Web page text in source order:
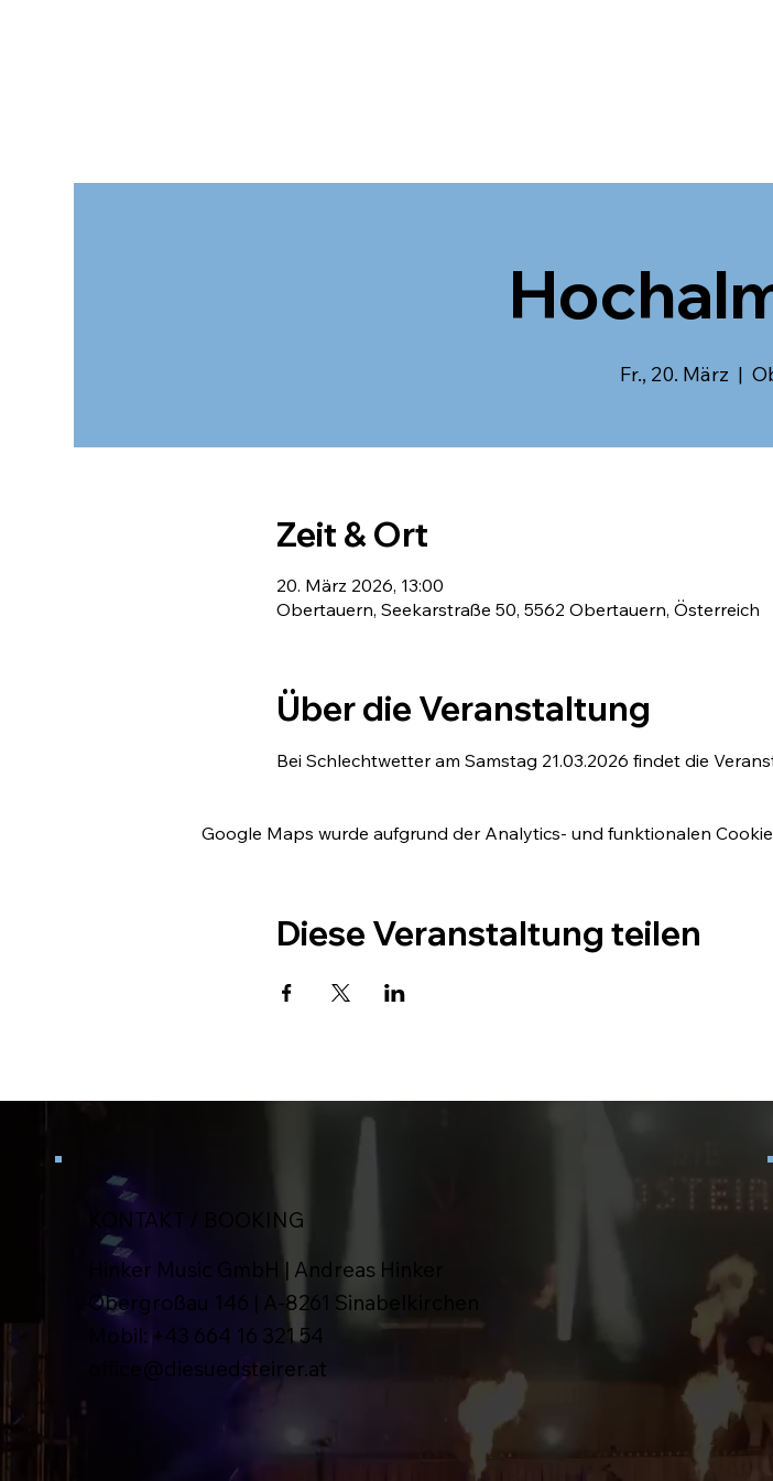
Fr., 20. März
  |
Zeit & Ort
20. März 2026, 13:00
Obertauern, Seekarstraße 50, 5562 Obertauern, Österreich
Über die Veranstaltung
Bei Schlechtwetter am Samstag 21.03.2026 findet die
Google Maps wurde aufgrund der Analytics- und funktionalen
Diese Veranstaltung teilen
KONTAKT / BOOKING
Hinker Music GmbH | Andreas Hinker
Obergroßau 146 | A-8261 Sinabelkirchen
Mobil: +43 664 16 321 54
office@diesuedsteirer.at